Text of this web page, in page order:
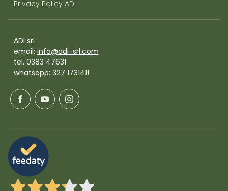
Privacy Policy ADI
ADI srl
email: info@adi-srl.com
tel. 0383 47631
whatsapp: 327 1731411